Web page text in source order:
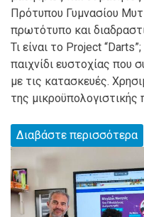
Πρότυπου Γυμνασίου
πρωτότυπο και
Τι είναι το Project
παιχνίδι ευστοχίας που
με τις κατασκευές.
της
Διαβάστε περισσότερα